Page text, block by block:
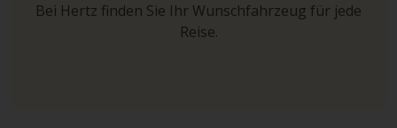
Bei Hertz finden Sie Ihr Wunschfahrzeug für jede
Reise.